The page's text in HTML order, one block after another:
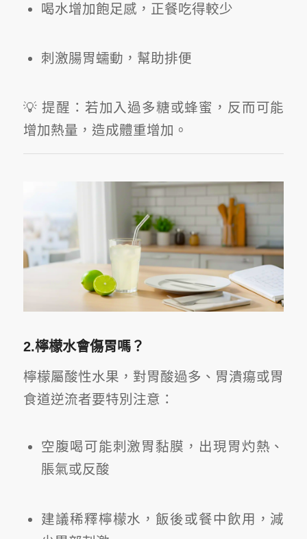
喝水增加飽足感，正餐吃得較少
刺激腸胃蠕動，幫助排便
💡 提醒：若加入過多糖或蜂蜜，反而可能
增加熱量，造成體重增加。
2.檸檬水會傷胃嗎？
檸檬屬酸性水果，對胃酸過多、胃潰瘍或胃
食道逆流者要特別注意：
空腹喝可能刺激胃黏膜，出現胃灼熱、
脹氣或反酸
建議稀釋檸檬水，飯後或餐中飲用，減